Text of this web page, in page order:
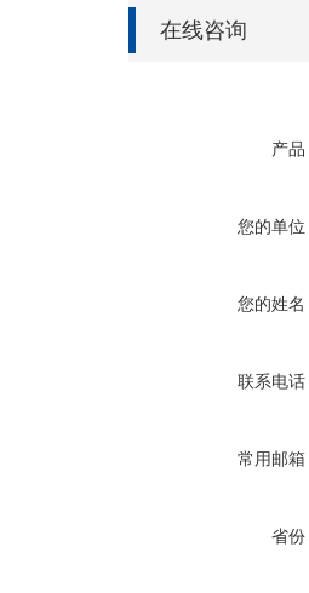
在线咨询
产品
您的单位
您的姓名
联系电话
常用邮箱
省份